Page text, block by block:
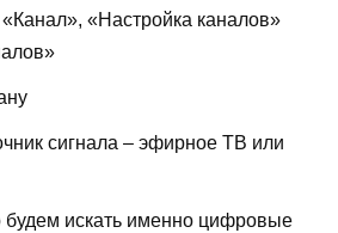
«Настройка каналов»
сигнала – эфирное ТВ или
будем искать именно цифровые